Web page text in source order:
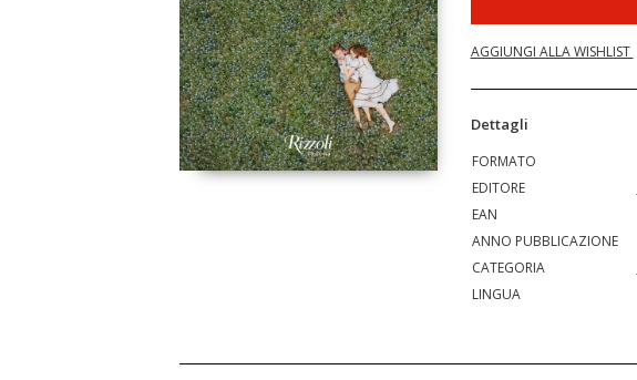
AGGIUNGI ALLA WISHLIST
Dettagli
FORMATO
EDITORE
EAN
ANNO PUBBLICAZIONE
CATEGORIA
LINGUA